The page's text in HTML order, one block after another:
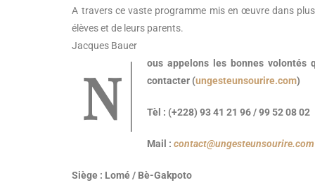
A travers ce vaste programme mis en œuvre dans
élèves et de leurs parents.
Jacques Bauer
Nous appelons les bonnes volontés qui souhaiteront nous accompagner dans cette perspective peuvent nous contacter (ungesteunsourire.com)
Tèl : (+228) 93 41 21 96 / 99 52 08 02
Mail :contact@ungesteunsourire.com
Siège : Lomé / Bè-Gakpoto